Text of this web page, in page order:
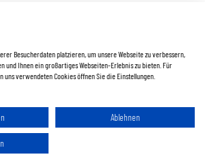
Besucherdaten platzieren, um unsere Webseite zu verbessern,
und Ihnen ein großartiges Webseiten-Erlebnis zu bieten. Für
verwendeten Cookies öffnen Sie die Einstellungen.
Ablehnen